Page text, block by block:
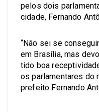
pelos dois
cidade, Fernando
“Não sei se
em Brasília, mas
tido boa
os parlamentares do
prefeito Fernando